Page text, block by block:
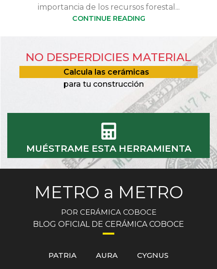
importancia de los recursos forestal...
CONTINUE READING
NO DESPERDICIES MATERIAL
Calcula las cerámicas
para tu construcción
MUÉSTRAME ESTA HERRAMIENTA
METRO a METRO
POR CERÁMICA COBOCE
BLOG OFICIAL DE CERÁMICA COBOCE
PATRIA AURA CYGNUS